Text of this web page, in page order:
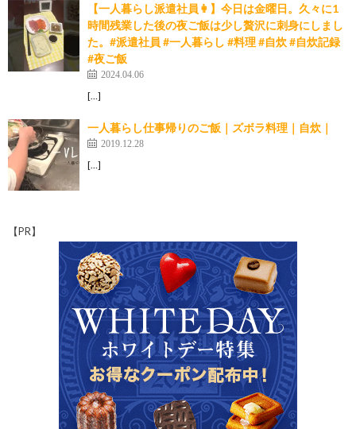
【一人暮らし派遣社員👩】今日は金曜日。久々に1
時間残業した後の夜ご飯は少し贅沢に刺身にしまし
た。#派遣社員 #一人暮らし #料理 #自炊 #自炊記録
#夜ご飯
2024.04.06
[…]
一人暮らし仕事帰りのご飯｜ズボラ料理｜自炊｜
2019.12.28
[…]
【PR】